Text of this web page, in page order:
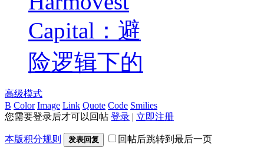
Capital：避
险逻辑下的
高级模式
B Color Image Link Quote Code Smilies
您需要登录后才可以回帖 登录 | 立即注册
本版积分规则 发表回复 回帖后跳转到最后一页